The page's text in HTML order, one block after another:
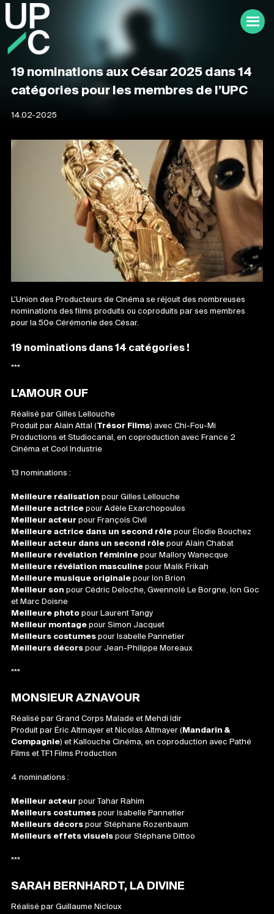
19 nominations aux César 2025 dans 14
catégories pour les membres de l’UPC
14.02-2025
L’Union des Producteurs de Cinéma se réjouit des nombreuses
nominations des films produits ou coproduits par ses membres
pour la 50e Cérémonie des César.
19 nominations dans 14 catégories !
***
L’AMOUR OUF
Réalisé par Gilles Lellouche
Produit par Alain Attal (Trésor Films) avec Chi-Fou-Mi
Productions et Studiocanal, en coproduction avec France 2
Cinéma et Cool Industrie
13 nominations :
Meilleure réalisation pour Gilles Lellouche
Meilleure actricepour Adèle Exarchopoulos
Meilleur acteurpour François Civil
Meilleure actrice dans un second rôlepour Élodie Bouchez
Meilleur acteur dans un second rôlepour Alain Chabat
Meilleure révélation fémininepour Mallory Wanecque
Meilleure révélation masculinepour Malik Frikah
Meilleure musique originalepour Ion Brion
Meilleur son pour Cédric Deloche, Gwennolé Le Borgne, Ion Goc
et Marc Doisne
Meilleure photopour Laurent Tangy
Meilleur montagepour Simon Jacquet
Meilleurs costumespour Isabelle Pannetier
Meilleurs décorspour Jean-Philippe Moreaux
***
MONSIEUR AZNAVOUR
Réalisé par Grand Corps Malade et Mehdi Idir
Produit par Éric Altmayer et Nicolas Altmayer (Mandarin &
Compagnie) et Kallouche Cinéma, en coproduction avec Pathé
Films et TF1 Films Production
4 nominations :
Meilleur acteurpour Tahar Rahim
Meilleurs costumespour Isabelle Pannetier
Meilleurs décorspour Stéphane Rozenbaum
Meilleurs effets visuelspour Stéphane Dittoo
***
SARAH BERNHARDT, LA DIVINE
Réalisé par Guillaume Nicloux